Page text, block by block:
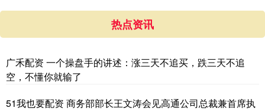
热点资讯
广禾配资 一个操盘手的讲述：涨三天不追买，跌三天不追
空，不懂你就输了
51我也要配资 商务部部长王文涛会见高通公司总裁兼首席执